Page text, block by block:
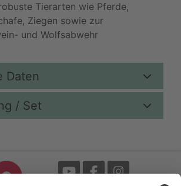
Tierarten wie Pferde,
Ziegen sowie zur
und Wolfsabwehr
Daten
/ Set